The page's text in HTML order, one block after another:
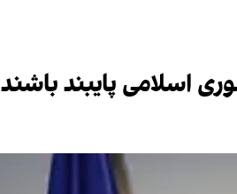
اسلامی پایبند باشند